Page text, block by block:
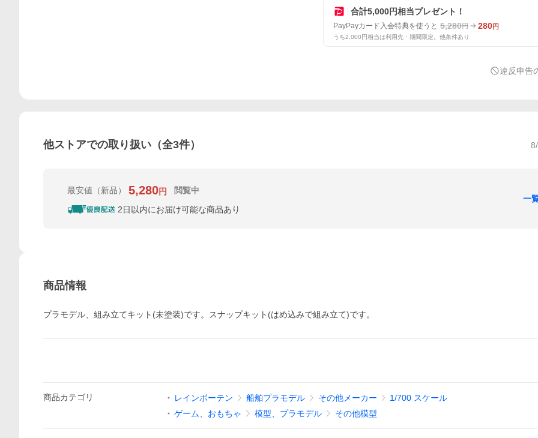
合計5,000円相当プレゼント！
PayPayカード入会特典を使うと 5,280円 280円
うち2,000円相当は利用先・期間限定。他条件あり
違反申告
他ストアでの取り扱い（全3件）
最安値 （新品） 5,280円
閲覧中
2日以内にお届け可能な商品あり
一
商品情報
プラモデル、組み立てキット(未塗装)です。スナップキット(はめ込みで組み立て)です。
商品カテゴリ レインボーテン 船舶プラモデル その他メーカー
1/700 スケール
ゲーム、おもちゃ
模型、プラモデル その他模型